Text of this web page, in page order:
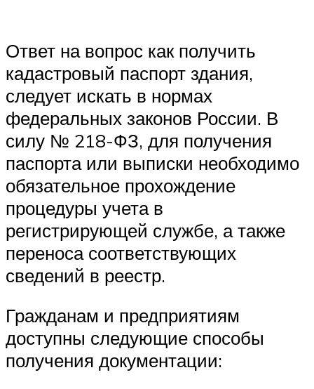
Ответ на вопрос как получить
кадастровый паспорт здания,
следует искать в нормах
федеральных законов России. В
силу № 218-ФЗ, для получения
паспорта или выписки необходимо
обязательное прохождение
процедуры учета в
регистрирующей службе, а также
переноса соответствующих
сведений в реестр.
Гражданам и предприятиям
доступны следующие способы
получения документации: